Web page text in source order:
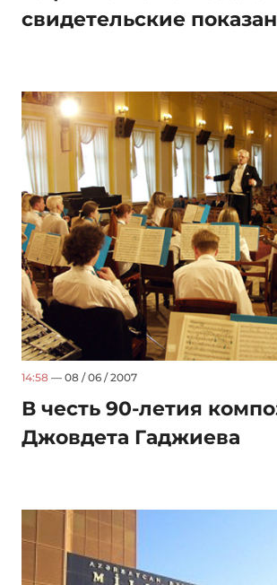
свидетельские
14:58 — 08 / 06 / 2007
В честь 90-летия
Джовдета Гаджиева